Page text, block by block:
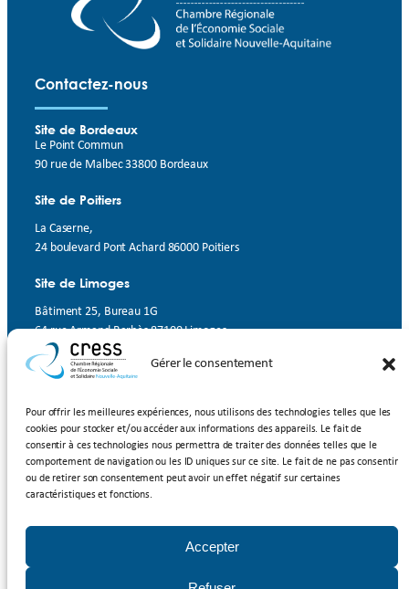
Gérer le consentement
Pour offrir les meilleures expériences, nous utilisons des technologies telles que les
cookies pour stocker et/ou accéder aux informations des appareils. Le fait de
consentir à ces technologies nous permettra de traiter des données telles que le
comportement de navigation ou les ID uniques sur ce site. Le fait de ne pas consentir
ou de retirer son consentement peut avoir un effet négatif sur certaines
caractéristiques et fonctions.
Accepter
Contactez-nous
Site de Bordeaux
Le Point Commun
90 rue de Malbec 33800 Bordeaux
Site de Poitiers
La Caserne,
24 boulevard Pont Achard 86000 Poitiers
Site de Limoges
Bâtiment 25, Bureau 1G
64 rue Armand Barbès 87100 Limoges
Contact
LinkedIn Facebook YouTube
Inscrivez-vous à notre newsletter
Adhérer à la CRESS Nouvelle-Aquitaine